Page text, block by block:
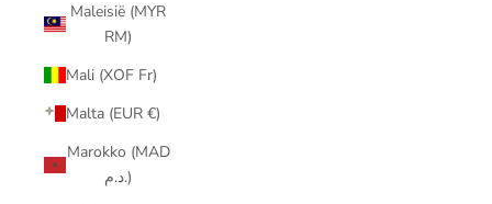
Maleisië (MYR
RM)
Mali (XOF Fr)
Malta (EUR €)
Marokko (MAD
د.م.)